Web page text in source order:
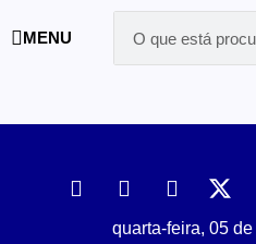
MENU
quarta-feira, 05